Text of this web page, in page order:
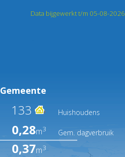
Data bijgewerkt t/m 05-08-2026
Gemeente
133 Huishoudens
0,28m3 Gem. dagverbruik
0,37m3